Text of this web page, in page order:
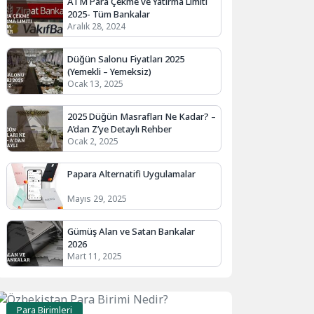
2025- Tüm Bankalar
Aralık 28, 2024
Düğün Salonu Fiyatları 2025
(Yemekli – Yemeksiz)
Ocak 13, 2025
2025 Düğün Masrafları Ne Kadar? –
A’dan Z’ye Detaylı Rehber
Ocak 2, 2025
Papara Alternatifi Uygulamalar
Mayıs 29, 2025
Gümüş Alan ve Satan Bankalar
2026
Mart 11, 2025
Para Birimleri